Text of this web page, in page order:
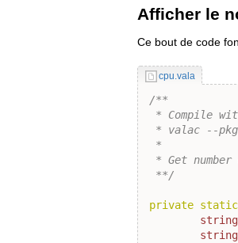
Afficher le
Ce bout de code
cpu.vala
/**
* Compile
* valac --
*
* Get
**/
private static
string
string